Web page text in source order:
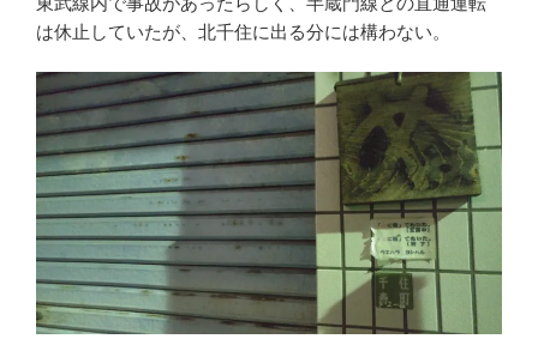
は休止していたが、北千住に出る分には構わない。